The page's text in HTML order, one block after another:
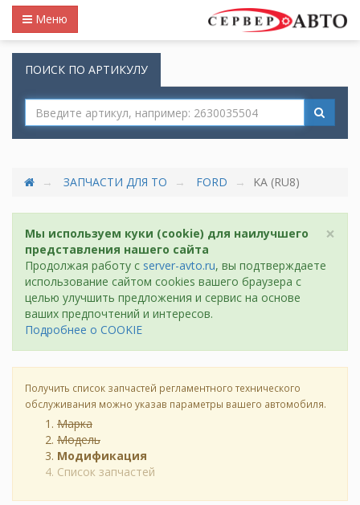
Меню
ПОИСК ПО АРТИКУЛУ
ЗАПЧАСТИ ДЛЯ ТО FORD KA (RU8)
×
Мы используем куки (cookie) для наилучшего
представления нашего сайта
Продолжая работу с server-avto.ru, вы подтверждаете
использование сайтом cookies вашего браузера с
целью улучшить предложения и сервис на основе
ваших предпочтений и интересов.
Подробнее о COOKIE
Получить список запчастей регламентного технического
обслуживания можно указав параметры вашего автомобиля.
Марка
Модель
Модификация
Список запчастей